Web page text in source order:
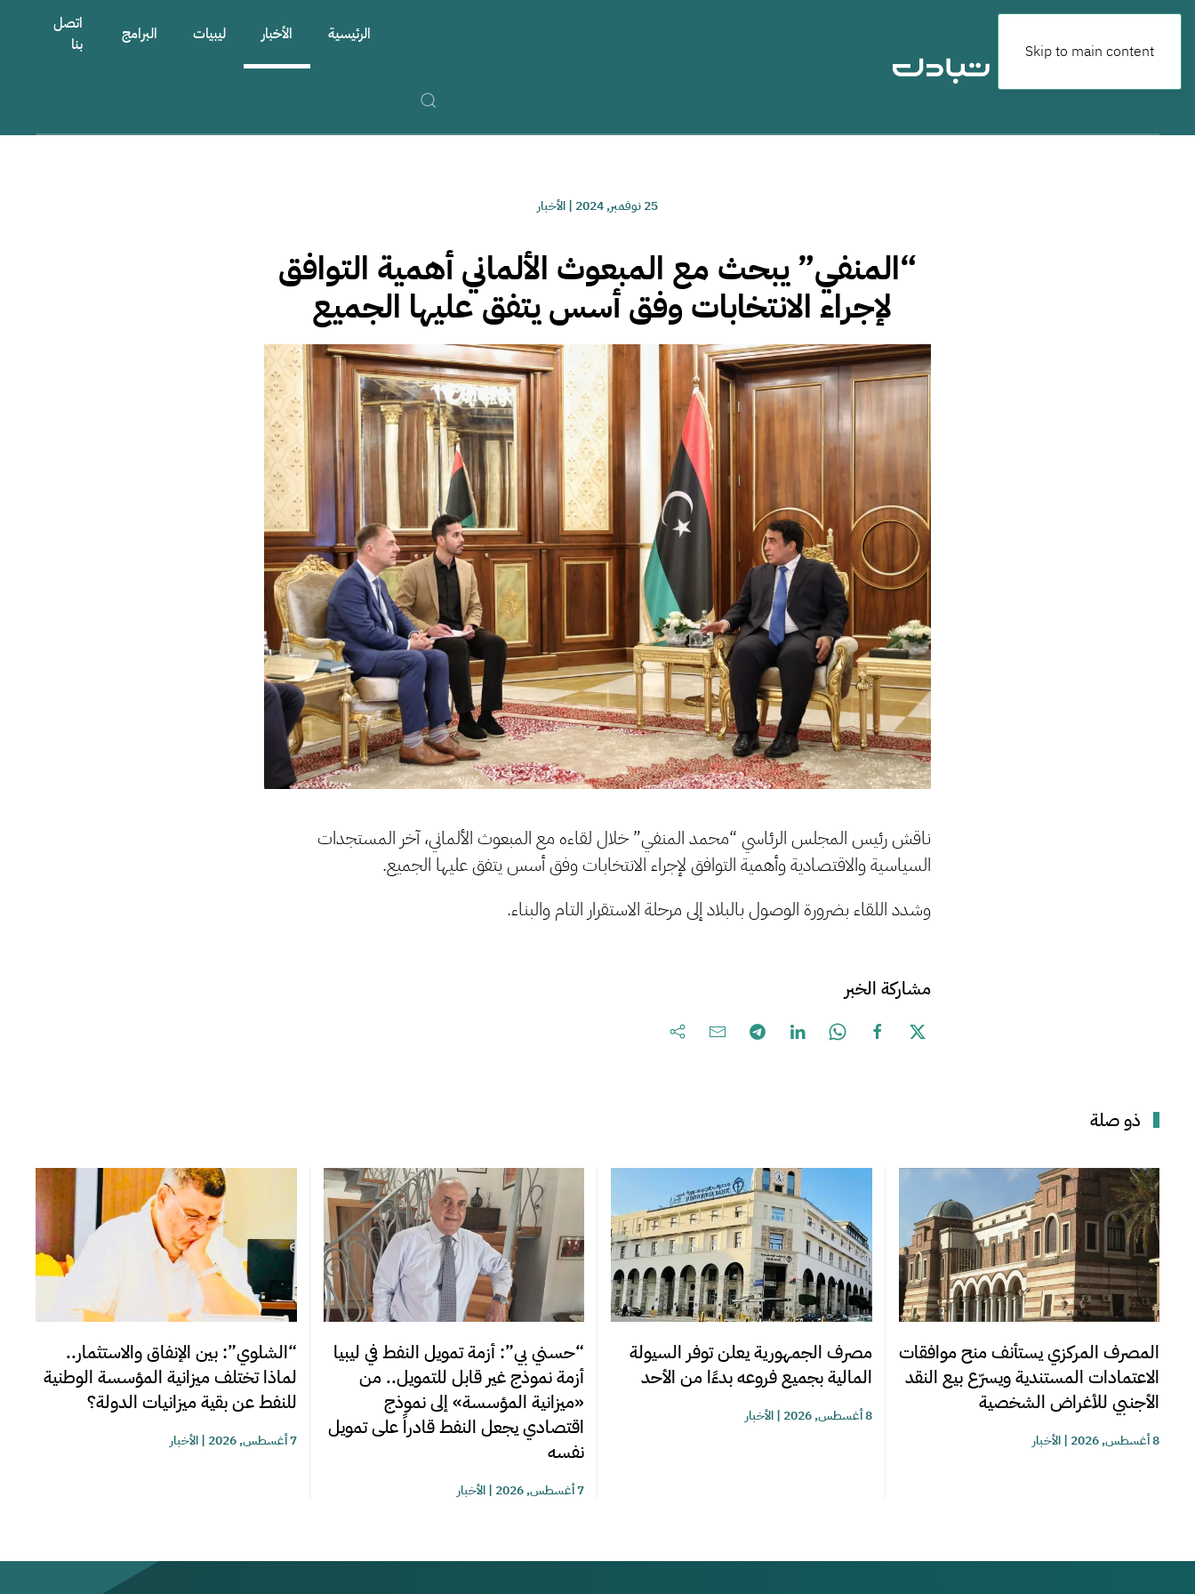
Skip to main content
الرئيسية الأخبار ليبيات البرامج
اتصل
بنا
25 نوفمبر, 2024 |الأخبار
“المنفي” يبحث مع المبعوث الألماني أهمية التوافق
لإجراء الانتخابات وفق أسس يتفق عليها الجميع
ناقش رئيس المجلس الرئاسي “محمد المنفي” خلال لقاءه مع المبعوث الألماني، آخر المستجدات
السياسية والاقتصادية وأهمية التوافق لإجراء الانتخابات وفق أسس يتفق عليها الجميع.
وشدد اللقاء بضرورة الوصول بالبلاد إلى مرحلة الاستقرار التام والبناء.
مشاركة الخبر
ذو صلة
المصرف المركزي يستأنف منح موافقات
الاعتمادات المستندية ويسرّع بيع النقد
الأجنبي للأغراض الشخصية
8 أغسطس, 2026 |الأخبار
مصرف الجمهورية يعلن توفر السيولة
المالية بجميع فروعه بدءًا من الأحد
8 أغسطس, 2026 |الأخبار
“حسني بي”: أزمة تمويل النفط في ليبيا
أزمة نموذج غير قابل للتمويل.. من
«ميزانية المؤسسة» إلى نموذج
اقتصادي يجعل النفط قادراً على تمويل
نفسه
7 أغسطس, 2026 |الأخبار
“الشلوي”: بين الإنفاق والاستثمار..
لماذا تختلف ميزانية المؤسسة الوطنية
للنفط عن بقية ميزانيات الدولة؟
7 أغسطس, 2026 |الأخبار